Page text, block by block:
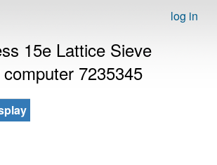
log in
15e Lattice Sieve
7235345